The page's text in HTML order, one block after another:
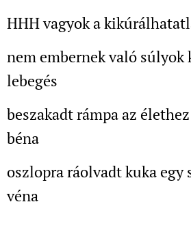
HHH vagyok a
nem embernek való súlyok
lebegés
beszakadt rámpa az
béna
oszlopra ráolvadt kuka egy
véna